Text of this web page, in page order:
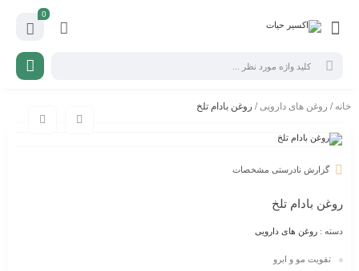
0
خانه / روغن های دارویی / روغن بادام تلخ
گزارش نادرستی مشخصات
روغن بادام تلخ
دسته : روغن های دارویی
تقویت مو و ابرو